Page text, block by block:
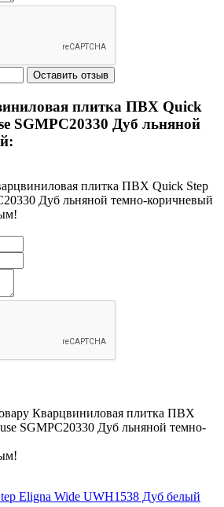
плитка ПВХ Quick
SGMPC20330 Дуб льняной
плитка ПВХ Quick Step
Дуб льняной темно-коричневый
Кварцвиниловая плитка ПВХ
SGMPC20330 Дуб льняной темно-
Eligna Wide UWH1538 Дуб белый